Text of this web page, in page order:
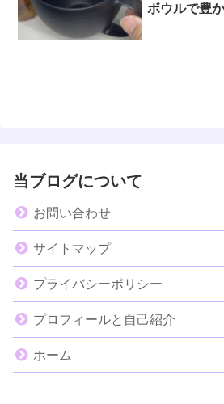
ボウルで豊
当ブログについて
お問い合わせ
サイトマップ
プライバシーポリシー
プロフィールと自己紹介
ホーム